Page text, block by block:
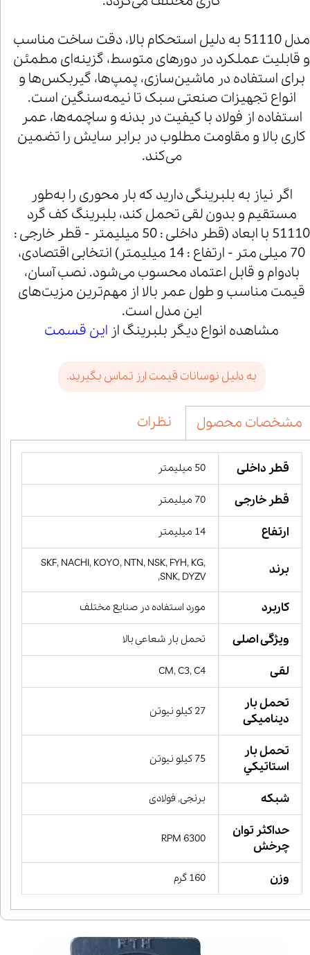
مدل 51110 به دلیل استحکام بالا، دقت ساخت مناسب
و قابلیت عملکرد در دورهای متوسط، گزینه‌ای مطمئن
برای استفاده در ماشین‌سازی، پمپ‌ها، گیربکس‌ها و
انواع تجهیزات صنعتی سبک تا نیمه‌سنگین است.
استفاده از فولاد با کیفیت در بدنه و ساچمه‌ها، عمر
کاری بالا و مقاومت مطلوب در برابر سایش را تضمین
می‌کند.
اگر نیاز به بلبرینگی دارید که بار محوری را به‌طور
مستقیم و بدون لقی تحمل کند، بلبرینگ کف گرد
51110 با ابعاد (قطر داخلی : 50 میلیمتر - قطر خارجی :
70 میلی متر - ارتفاع : 14 میلیمتر) انتخابی اقتصادی،
بادوام و قابل اعتماد محسوب می‌شود. نصب آسان،
قیمت مناسب و طول عمر بالا از مهم‌ترین مزیت‌های
این مدل است.
مشاهده انواع دیگر بلبرینگ از این قسمت
به دلیل نوسانات قیمت ارز تماس بگیرید.
مشخصات محصول نظرات
قطر داخلی 50 میلیمتر
قطر خارجی 70 میلیمتر
ارتفاع 14 میلیمتر
برند
SKF, NACHI, KOYO, NTN, NSK, FYH, KG,
SNK, DYZV,
کاربرد مورد استفاده در صنایع مختلف
ویژگی اصلی تحمل بار شعاعی بالا
لقی CM, C3, C4
تحمل بار
دینامیکی
27 کیلو نیوتن
تحمل بار
استاتيكي
75 کیلو نیوتن
شبکه برنجی, فولادی
حداکثر توان
چرخش
6300 RPM
وزن 160 گرم